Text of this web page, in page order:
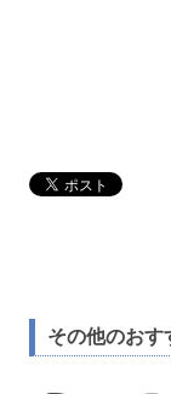
その他のおす